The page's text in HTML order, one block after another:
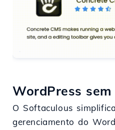
WordPress
O Softaculous
gerenciamento do